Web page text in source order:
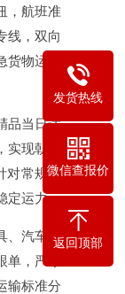
，航班准
线，双向
物运输
品当日达
现朝发
对常规补
定运力。
、汽车零
，严守
输标准分
发货热线
微信查报价
返回顶部